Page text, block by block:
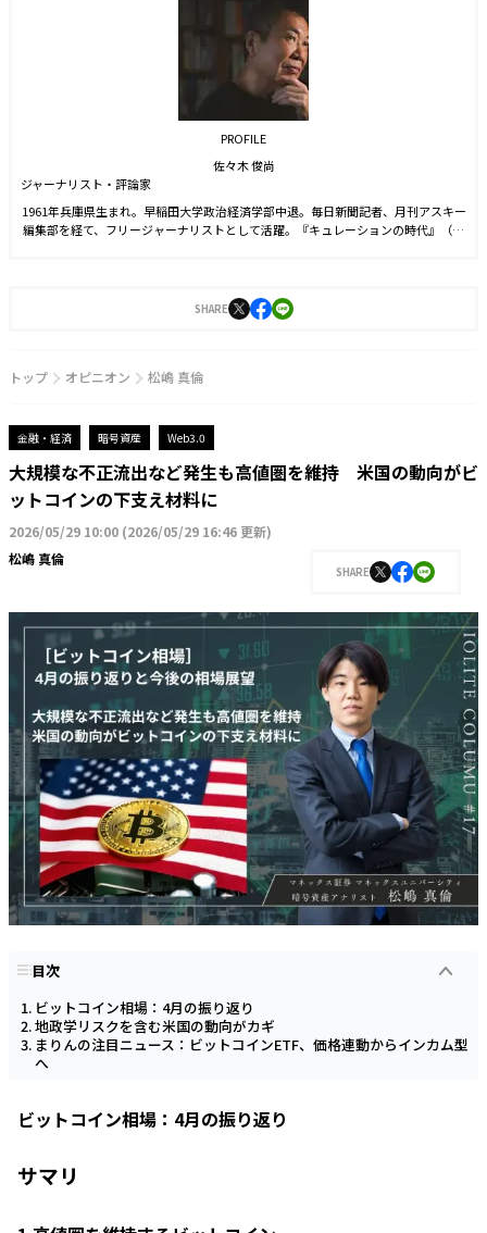
PROFILE
佐々木 俊尚
ジャーナリスト・評論家
1961年兵庫県生まれ。早稲田大学政治経済学部中退。毎日新聞記者、月刊アスキー
編集部を経て、フリージャーナリストとして活躍。『キュレーションの時代』（ち
SHARE
トップ オピニオン 松嶋 真倫
金融・経済 暗号資産 Web3.0
大規模な不正流出など発生も高値圏を維持 米国の動向がビ
ットコインの下支え材料に
2026/05/29 10:00 (2026/05/29 16:46 更新)
松嶋 真倫
SHARE
目次
ビットコイン相場：4月の振り返り
地政学リスクを含む米国の動向がカギ
まりんの注目ニュース：ビットコインETF、価格連動からインカム型
へ
ビットコイン相場：4月の振り返り
サマリ